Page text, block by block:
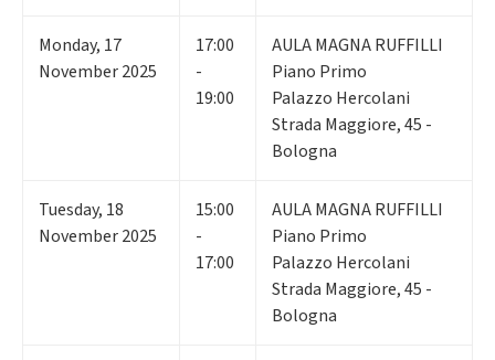
Monday, 17
November 2025
17:00
-
19:00
AULA MAGNA RUFFILLI
Piano Primo
Palazzo Hercolani
Strada Maggiore, 45 -
Bologna
Tuesday, 18
November 2025
15:00
-
17:00
AULA MAGNA RUFFILLI
Piano Primo
Palazzo Hercolani
Strada Maggiore, 45 -
Bologna